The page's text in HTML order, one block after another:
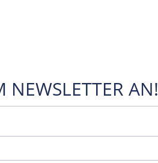
NEWSLETTER AN!